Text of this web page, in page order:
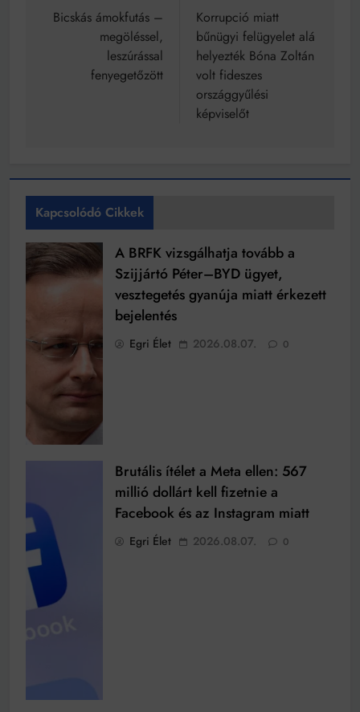
navigáció
Bicskás ámokfutás –
megöléssel,
leszúrással
fenyegetőzött
Korrupció miatt
bűnügyi felügyelet alá
helyezték Bóna Zoltán
volt fideszes
országgyűlési
képviselőt
Kapcsolódó Cikkek
A BRFK vizsgálhatja tovább a
Szijjártó Péter–BYD ügyet,
vesztegetés gyanúja miatt érkezett
bejelentés
Egri Élet 2026.08.07. 0
Brutális ítélet a Meta ellen: 567
millió dollárt kell fizetnie a
Facebook és az Instagram miatt
Egri Élet 2026.08.07. 0